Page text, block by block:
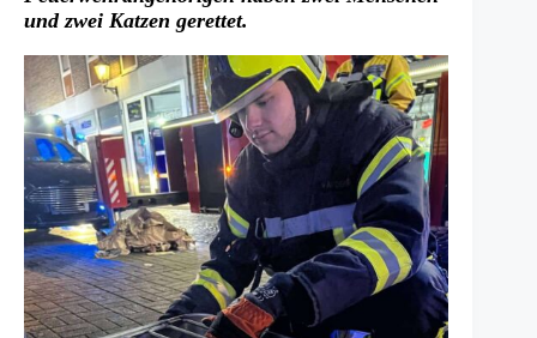
und zwei Katzen gerettet.